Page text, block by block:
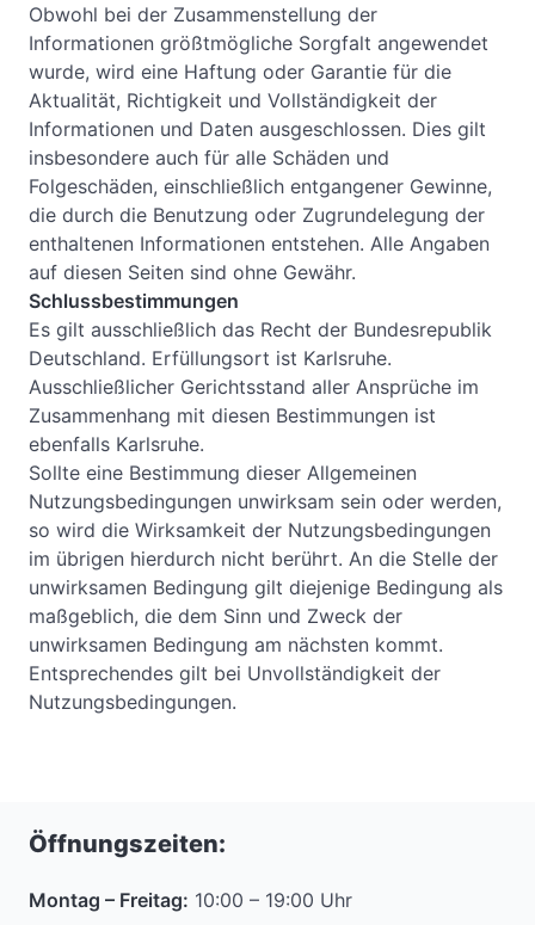
Obwohl bei der Zusammenstellung der
Informationen größtmögliche Sorgfalt angewendet
wurde, wird eine Haftung oder Garantie für die
Aktualität, Richtigkeit und Vollständigkeit der
Informationen und Daten ausgeschlossen. Dies gilt
insbesondere auch für alle Schäden und
Folgeschäden, einschließlich entgangener Gewinne,
die durch die Benutzung oder Zugrundelegung der
enthaltenen Informationen entstehen. Alle Angaben
auf diesen Seiten sind ohne Gewähr.
Schlussbestimmungen
Es gilt ausschließlich das Recht der Bundesrepublik
Deutschland. Erfüllungsort ist Karlsruhe.
Ausschließlicher Gerichtsstand aller Ansprüche im
Zusammenhang mit diesen Bestimmungen ist
ebenfalls Karlsruhe.
Sollte eine Bestimmung dieser Allgemeinen
Nutzungsbedingungen unwirksam sein oder werden,
so wird die Wirksamkeit der Nutzungsbedingungen
im übrigen hierdurch nicht berührt. An die Stelle der
unwirksamen Bedingung gilt diejenige Bedingung als
maßgeblich, die dem Sinn und Zweck der
unwirksamen Bedingung am nächsten kommt.
Entsprechendes gilt bei Unvollständigkeit der
Nutzungsbedingungen.
Öffnungszeiten:
Montag – Freitag: 10:00 – 19:00 Uhr